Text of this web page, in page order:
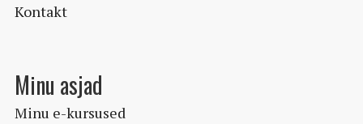
Kontakt
Minu asjad
Minu e-kursused